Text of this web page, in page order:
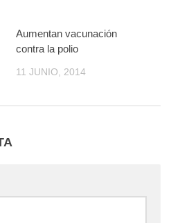
Aumentan vacunación
contra la polio
11 JUNIO, 2014